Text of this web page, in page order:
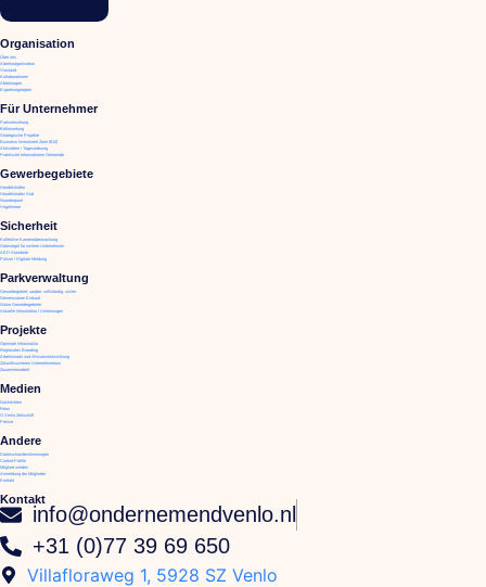
Organisation
Über uns
Arbeitsorganisation
Vorstand
Kollaborationen
Abteilungen
Expertisegroepen
Für Unternehmer
Parkverwaltung
Befürwortung
Strategische Projekte
Business Investment Zone (BIZ)
Aktivitäten / Tagesordnung
Praktische Informationen Gemeinde
Gewerbegebiete
Handelshafen
Handelshafen Süd
Noorderpoort
Vogelmiere
Sicherheit
Kollektive Kameraüberwachung
Gütesiegel für sichere Unternehmen
AED-Standorte
Polizei / Digitale Meldung
Parkverwaltung
Gewerbegebiet: sauber, vollständig, sicher
Gemeinsamer Einkauf
Grüne Gewerbegebiete
Aktuelle Infrastruktur / Umleitungen
Projekte
Optimale Infrastruktur
Regionales Branding
Arbeitsmarkt und Wissensentwicklung
Zukunftssicheres Unternehmertum
Zusammenarbeit
Medien
Nachrichten
Fotos
O.Venlo Zeitschrift
Presse
Andere
Datenschutzbestimmungen
Cookie-Politik
Mitglied werden
Anmeldung der Mitglieder
Kontakt
Kontakt
info@ondernemendvenlo.nl
+31 (0)77 39 69 650
Villafloraweg 1, 5928 SZ Venlo